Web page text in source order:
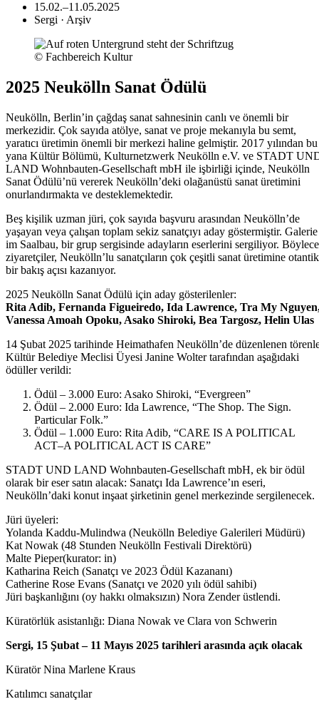
15.02.–11.05.2025
Sergi · Arşiv
© Fachbereich Kultur
2025 Neukölln Sanat Ödülü
Neukölln, Berlin’in çağdaş sanat sahnesinin canlı ve önemli bir
merkezidir. Çok sayıda atölye, sanat ve proje mekanıyla bu semt,
yaratıcı üretimin önemli bir merkezi haline gelmiştir. 2017 yılından bu
yana Kültür Bölümü, Kulturnetzwerk Neukölln e.V. ve STADT
LAND Wohnbauten-Gesellschaft mbH ile işbirliği içinde, Neukölln
Sanat Ödülü’nü vererek Neukölln’deki olağanüstü sanat üretimini
onurlandırmakta ve desteklemektedir.
Beş kişilik uzman jüri, çok sayıda başvuru arasından Neukölln’de
yaşayan veya çalışan toplam sekiz sanatçıyı aday göstermiştir. Galerie
im Saalbau, bir grup sergisinde adayların eserlerini sergiliyor. Böylece
ziyaretçiler, Neukölln’lu sanatçıların çok çeşitli sanat üretimine otantik
bir bakış açısı kazanıyor.
2025 Neukölln Sanat Ödülü için aday gösterilenler:
Rita Adib, Fernanda Figueiredo, Ida Lawrence, Tra My
Vanessa Amoah Opoku, Asako Shiroki, Bea Targosz, Helin Ulas
14 Şubat 2025 tarihinde Heimathafen Neukölln’de düzenlenen
Kültür Belediye Meclisi Üyesi Janine Wolter tarafından aşağıdaki
ödüller verildi:
Ödül – 3.000 Euro: Asako Shiroki, “Evergreen”
Ödül – 2.000 Euro: Ida Lawrence, “The Shop. The Sign.
Particular Folk.”
Ödül – 1.000 Euro: Rita Adib, “CARE IS A POLITICAL
ACT–A POLITICAL ACT IS CARE”
STADT UND LAND Wohnbauten-Gesellschaft mbH, ek bir ödül
olarak bir eser satın alacak: Sanatçı Ida Lawrence’ın eseri,
Neukölln’daki konut inşaat şirketinin genel merkezinde sergilenecek.
Jüri üyeleri:
Yolanda Kaddu-Mulindwa (Neukölln Belediye Galerileri Müdürü)
Kat Nowak (48 Stunden Neukölln Festivali Direktörü)
Malte Pieper(kurator: in)
Katharina Reich (Sanatçı ve 2023 Ödül Kazananı)
Catherine Rose Evans (Sanatçı ve 2020 yılı ödül sahibi)
Jüri başkanlığını (oy hakkı olmaksızın) Nora Zender üstlendi.
Küratörlük asistanlığı: Diana Nowak ve Clara von Schwerin
Sergi, 15 Şubat – 11 Mayıs 2025 tarihleri arasında açık olacak
Küratör Nina Marlene Kraus
Katılımcı sanatçılar